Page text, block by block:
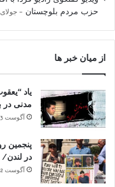
حزب مردم بلوچستان
جولای 28, 2026
از میان خبر ها
یاد
مدنی در
آگوست 3, 2026
پنجمین
در
آگوست 2, 2026